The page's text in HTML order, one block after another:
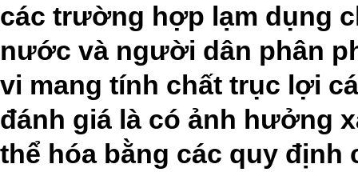
các trường hợp lạm dụng
nước và người dân phân
vi mang tính chất trục lợi
đánh giá là có ảnh hưởng
thể hóa bằng các quy định